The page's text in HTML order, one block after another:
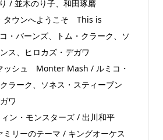
/ 並木のり子、和田琢磨
タウンへようこそ This is
・バーンズ、トム・クラーク、ソ
ス、ヒロカズ・デガワ
ッシュ Monter Mash / ルミコ・
ラーク、ソネス・スティーブン
ワ
ン・モンスターズ / 出川和平
ミリーのテーマ / キングオーケス